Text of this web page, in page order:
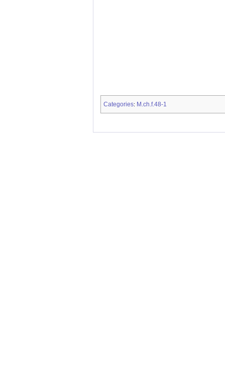
Categories: M.ch.f.48-1